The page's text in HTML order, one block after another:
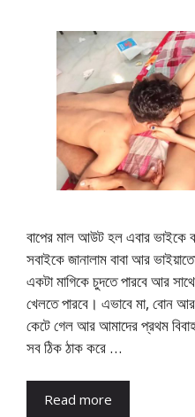
বাপের মাল আউট হল এবার ভাইকে
সবাইকে জানালাম বাবা আর
একটা মাগিকে চুদতে পারবে আর
খেলতে পারবে। এভাবে মা, বোন
কেটে গেল আর আমাদের প্রথম
সব ঠিক ঠাক করে …
Read more